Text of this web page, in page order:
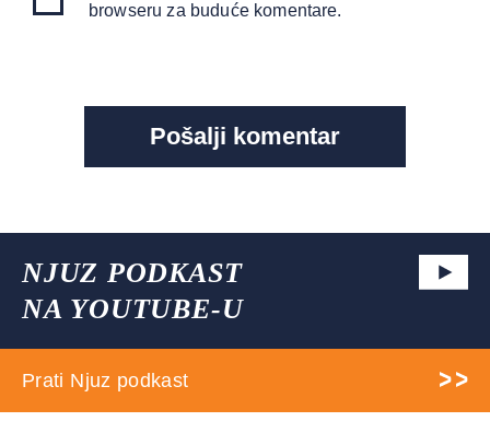
browseru za buduće komentare.
NJUZ PODKAST
NA YOUTUBE-U
Prati Njuz podkast